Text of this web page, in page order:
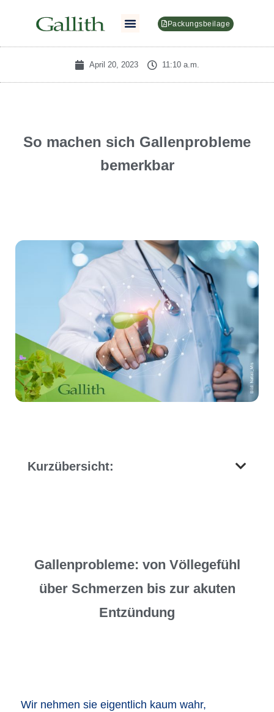
Packungsbeilage
April 20, 2023 11:10 a.m.
So machen sich Gallenprobleme
bemerkbar
Kurzübersicht:
Gallenprobleme: von Völlegefühl
über Schmerzen bis zur akuten
Entzündung
Wir nehmen sie eigentlich kaum wahr,